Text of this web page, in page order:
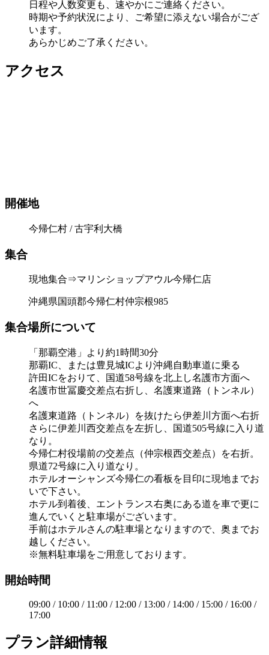
日程や人数変更も、速やかにご連絡ください。
時期や予約状況により、ご希望に添えない場合がござ
います。
あらかじめご了承ください。
アクセス
開催地
今帰仁村 / 古宇利大橋
集合
現地集合⇒マリンショップアウル今帰仁店
沖縄県国頭郡今帰仁村仲宗根985
集合場所について
「那覇空港」より約1時間30分
那覇IC、または豊見城ICより沖縄自動車道に乗る
許田ICをおりて、国道58号線を北上し名護市方面へ
名護市世冨慶交差点右折し、名護東道路（トンネル）
へ
名護東道路（トンネル）を抜けたら伊差川方面へ右折
さらに伊差川西交差点を左折し、国道505号線に入り道
なり。
今帰仁村役場前の交差点（仲宗根西交差点）を右折。
県道72号線に入り道なり。
ホテルオーシャンズ今帰仁の看板を目印に現地までお
いで下さい。
ホテル到着後、エントランス右奥にある道を車で更に
進んでいくと駐車場がございます。
手前はホテルさんの駐車場となりますので、奥までお
越しください。
※無料駐車場をご用意しております。
開始時間
09:00 / 10:00 / 11:00 / 12:00 / 13:00 / 14:00 / 15:00 / 16:00 /
17:00
プラン詳細情報